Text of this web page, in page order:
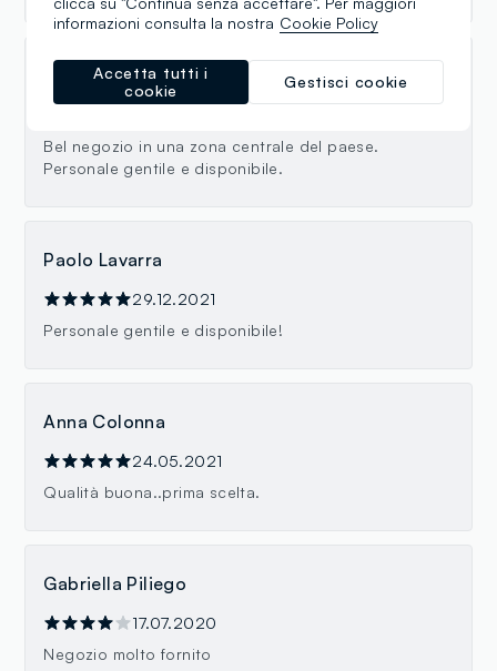
Angela Di Bari
Bel negozio in una zona centrale del paese.
Personale gentile e disponibile.
Paolo Lavarra
29.12.2021
Personale gentile e disponibile!
Anna Colonna
24.05.2021
Qualità buona..prima scelta.
Gabriella Piliego
17.07.2020
Negozio molto fornito
informazioni consulta la nostra Cookie Policy
Gestisci cookie
Accetta tutti i
cookie